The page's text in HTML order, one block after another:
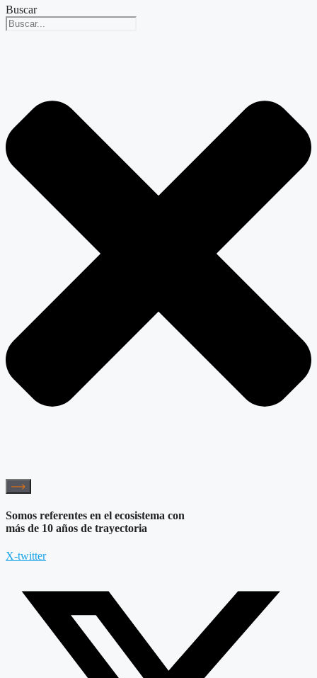
Buscar
Somos referentes en el ecosistema con
más de 10 años de trayectoria
X-twitter